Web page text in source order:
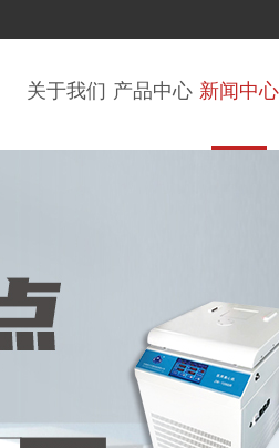
关于我们 产品中心 新闻中心